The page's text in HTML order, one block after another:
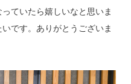
ていたら嬉しいなと思いま
です。ありがとうございま